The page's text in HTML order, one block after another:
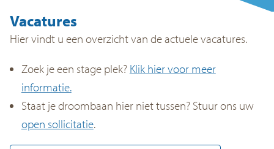
Vacatures
Hier vindt u een overzicht van de actuele vacatures.
Zoek je een stage plek? Klik hier voor meer
informatie.
Staat je droombaan hier niet tussen? Stuur ons uw
open sollicitatie.